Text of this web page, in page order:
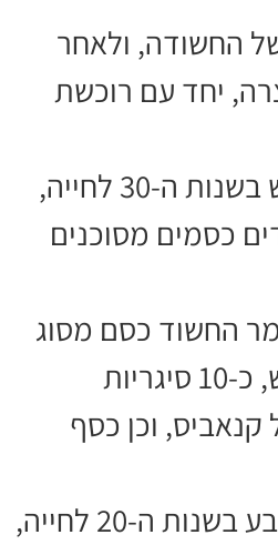
החשודה, ולאחר
יחד עם רוכשת
בחיפוש שנערך ברכב של החשודה במכירה, תושבת חריש בשנות ה-30 לחייה,
כסמים מסוכנים
כ-135 גרם חשיש, חומר החשוד כסם מסוג
דוסה, 4 כדורי אקסטזי, כ-488 גרם עוגיות המכילות חשיש, כ-10 סיגריות
שמן המכיל קנאביס, וכן כסף
בחיפוש נוסף שנערך אצל רוכשת הסמים, תושבת באר שבע בשנות ה-20 לחייה,